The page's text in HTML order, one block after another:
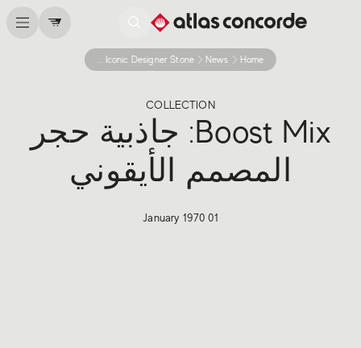
Home
News
Boost Mix The Allure Of An Iconic Designer Stone
COLLECTION
Boost Mix: جاذبية حجر
المصمم الأيقوني
01 January 1970